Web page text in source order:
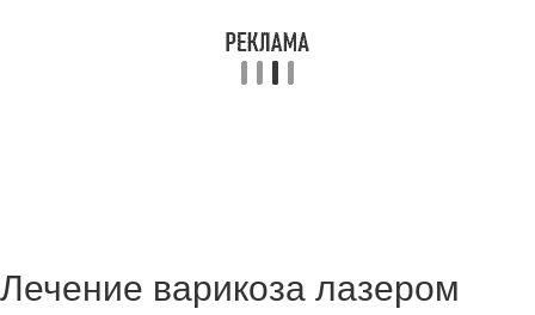
Лечение варикоза лазером